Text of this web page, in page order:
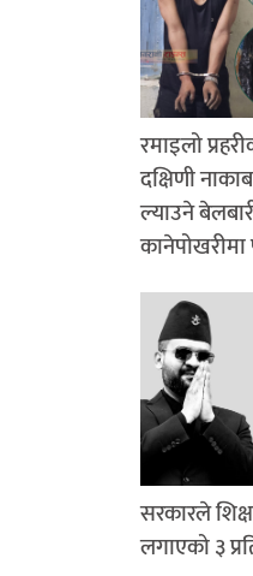
रमाइलो
दक्षिणी
ल्याउने
कानेपोखरीमा
सरकारले
लगाएको ३